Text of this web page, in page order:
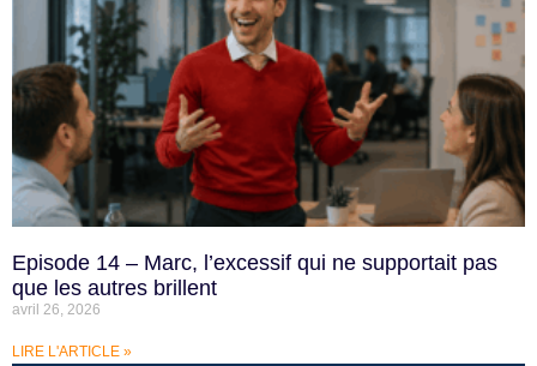
Episode 14 – Marc, l’excessif qui ne supportait pas
que les autres brillent
avril 26, 2026
LIRE L'ARTICLE »